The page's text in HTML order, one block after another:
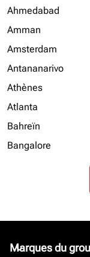
Ahmedabad
Amman
Amsterdam
Antananarivo
Athènes
Atlanta
Bahreïn
Bangalore
Marques du
keyboard_arrow_down